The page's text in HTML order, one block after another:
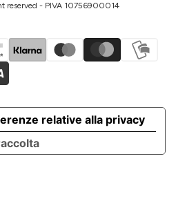
reserved - PIVA 10756900014
relative alla privacy